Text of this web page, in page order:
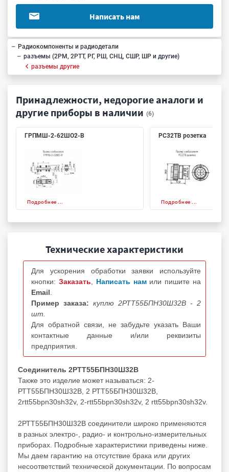
Написать нам
Радиокомпоненты и радиодетали
разъемы (2РМ, 2РТТ, РГ, РШ, СНЦ, СШР, ШР и другие)
разъемы другие
Принадлежности, недорогие аналоги и
другие приборы в наличии (6)
ГРПМШ-2-62ШО2-В
Подробнее ...
РС32ТВ розетка
Подробнее ...
Технические характеристики
Для ускорения обработки заявки используйте
кнопки: Заказать Написать нам или пишите на
Email
Пример заказа: куплю 2РТТ55БПН30Ш32В - 2
шт.
Для обратной связи, не забудьте указать Ваши
контактные данные и/или реквизиты
предприятия.
Соединитель 2РТТ55БПН30Ш32В
Также это изделие может называться: 2-
РТТ55БПН30Ш32В, 2 РТТ55БПН30Ш32В,
2rtt55bpn30sh32v, 2-rtt55bpn30sh32v, 2 rtt55bpn30sh32v.
2РТТ55БПН30Ш32В соединители широко применяются
в разных электро-, радио- и контрольно-измерительных
приборах. Подробные характеристики приведены ниже.
Мы даем гарантию на отсутствие брака или других
несоответствий технической документации. По вопросам